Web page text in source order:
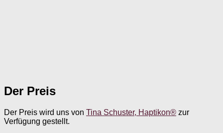
Der Preis
Der Preis wird uns von Tina Schuster, Haptikon® zur
Verfügung gestellt.